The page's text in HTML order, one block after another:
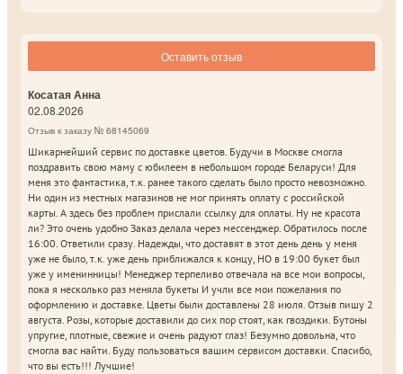
Оставить отзыв
Косатая Анна
02.08.2026
Отзыв к заказу № 68145069
Шикарнейший сервис по доставке цветов. Будучи в Москве смогла
поздравить свою маму с юбилеем в небольшом городе Беларуси! Для
меня это фантастика, т.к. ранее такого сделать было просто невозможно.
Ни один из местных магазинов не мог принять оплату с российской
карты. А здесь без проблем прислали ссылку для оплаты. Ну не красота
ли? Это очень удобно Заказ делала через мессенджер. Обратилось после
16:00. Ответили сразу. Надежды, что доставят в этот день день у меня
уже не было, т.к. уже день приближался к концу, НО в 19:00 букет был
уже у именинницы! Менеджер терпеливо отвечала на все мои вопросы,
пока я несколько раз меняла букеты И учли все мои пожелания по
оформлению и доставке. Цветы были доставлены 28 июля. Отзыв пишу 2
августа. Розы, которые доставили до сих пор стоят, как гвоздики. Бутоны
упругие, плотные, свежие и очень радуют глаз! Безумно довольна, что
смогла вас найти. Буду пользоваться вашим сервисом доставки. Спасибо,
что вы есть!!! Лучшие!